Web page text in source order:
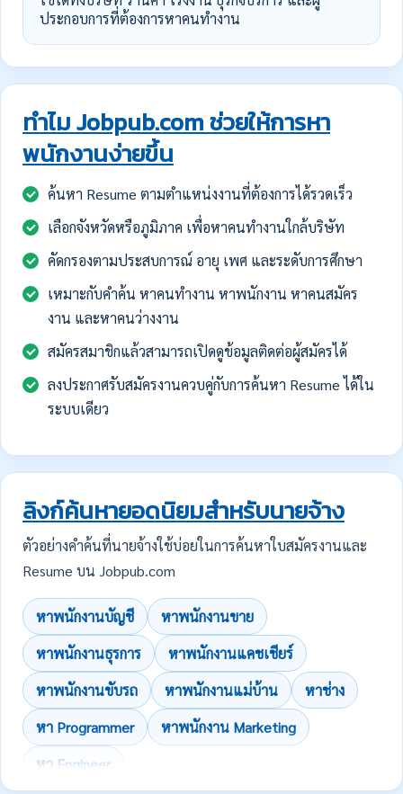
ประกอบการที่ต้องการหาคนทำงาน
ทำไม Jobpub.com ช่วยให้การหา
พนักงานง่ายขึ้น
ค้นหา Resume ตามตำแหน่งงานที่ต้องการได้รวดเร็ว
เลือกจังหวัดหรือภูมิภาค เพื่อหาคนทำงานใกล้บริษัท
คัดกรองตามประสบการณ์ อายุ เพศ และระดับการศึกษา
เหมาะกับคำค้น หาคนทำงาน หาพนักงาน หาคนสมัคร
งาน และหาคนว่างงาน
สมัครสมาชิกแล้วสามารถเปิดดูข้อมูลติดต่อผู้สมัครได้
ลงประกาศรับสมัครงานควบคู่กับการค้นหา Resume ได้ใน
ระบบเดียว
ลิงก์ค้นหายอดนิยมสำหรับนายจ้าง
ตัวอย่างคำค้นที่นายจ้างใช้บ่อยในการค้นหาใบสมัครงานและ
Resume บน Jobpub.com
หาพนักงานบัญชี
หาพนักงานขาย
หาพนักงานธุรการ
หาพนักงานแคชเชียร์
หาพนักงานขับรถ
หาพนักงานแม่บ้าน
หาช่าง
หา Programmer
หาพนักงาน Marketing
หา Engineer